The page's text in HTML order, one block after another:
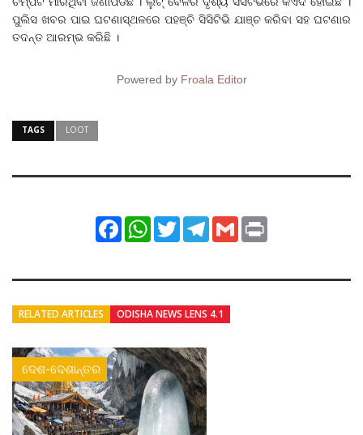
ପୁଲିସ ଖବର ପାଇ ଘଟଣାସ୍ଥଳରେ ପହଞ୍ଚି ସିସିଟିଭି ଯାଞ୍ଚ କରିବା ସହ ଘଟଣାର
ତଦନ୍ତ ଆରମ୍ଭ କରିଛି ।
Powered by Froala Editor
TAGS LOOT
FacebookWhatsApp
TwitterTelegram
Gmail
RELATED ARTICLES ODISHA NEWS LENS 4.1
ଦେଶ-ଦେଶାନ୍ତର